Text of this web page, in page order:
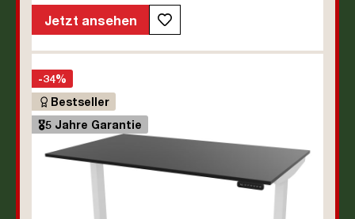
Arbeiten | bis zu 80 kg | Y-Line | Steckertyp C
Jetzt ansehen
-34%
Bestseller
🎖️5 Jahre Garantie